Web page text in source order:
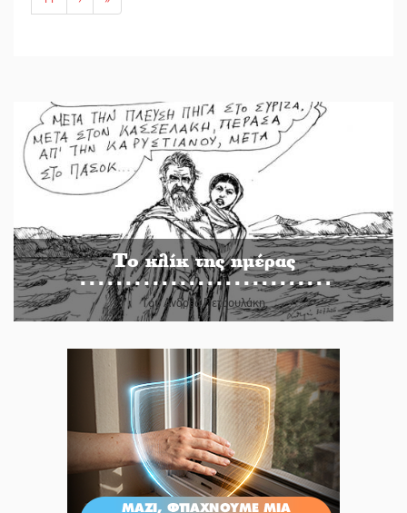
Το κλίκ της ημέρας
Του Ανδρέα Πετρουλάκη